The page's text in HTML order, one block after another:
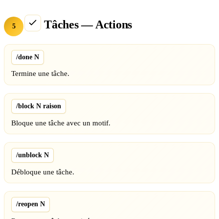
5 Tâches — Actions
/done N
Termine une tâche.
/block N raison
Bloque une tâche avec un motif.
/unblock N
Débloque une tâche.
/reopen N